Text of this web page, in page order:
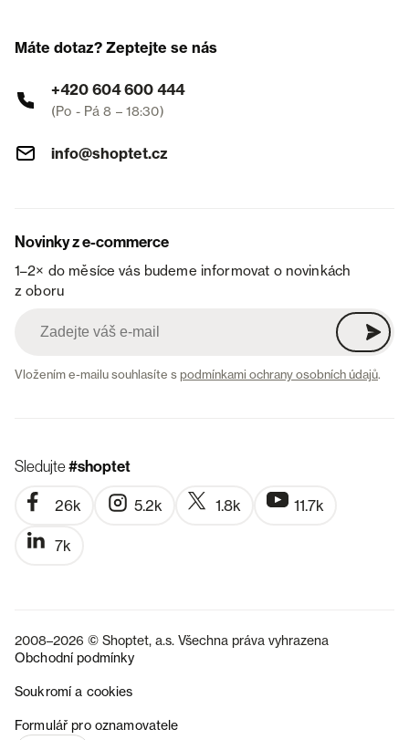
Máte dotaz? Zeptejte se nás
+420 604 600 444
(Po - Pá 8 – 18:30)
info@shoptet.cz
Novinky z e-commerce
1–2× do měsíce vás budeme informovat o novinkách
z oboru
Vložením e-mailu souhlasíte spodmínkami ochrany osobních údajů.
Sledujte#shoptet
26k 5.2k 1.8k 11.7k
7k
2008–2026 © Shoptet, a.s. Všechna práva vyhrazena
Obchodní podmínky
Soukromí a cookies
Formulář pro oznamovatele